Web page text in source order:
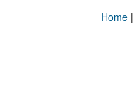
Home|